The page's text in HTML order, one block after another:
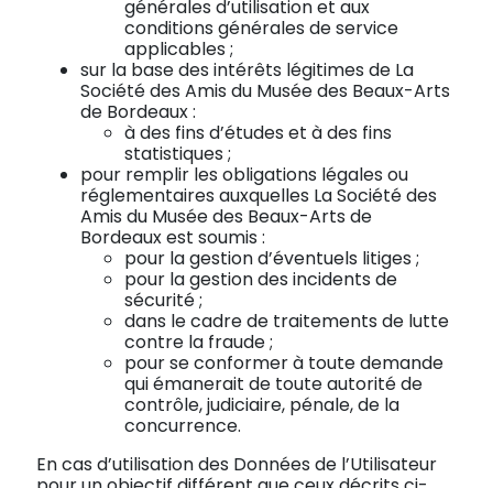
générales d’utilisation et aux
conditions générales de service
applicables ;
sur la base des intérêts légitimes de La
Société des Amis du Musée des Beaux-Arts
de Bordeaux :
à des fins d’études et à des fins
statistiques ;
pour remplir les obligations légales ou
réglementaires auxquelles La Société des
Amis du Musée des Beaux-Arts de
Bordeaux est soumis :
pour la gestion d’éventuels litiges ;
pour la gestion des incidents de
sécurité ;
dans le cadre de traitements de lutte
contre la fraude ;
pour se conformer à toute demande
qui émanerait de toute autorité de
contrôle, judiciaire, pénale, de la
concurrence.
En cas d’utilisation des Données de l’Utilisateur